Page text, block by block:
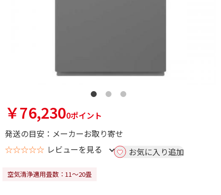
￥76,2300ポイント
発送の目安：メーカーお取り寄せ
☆☆☆☆☆ レビューを見る お気に入り追加
空気清浄適用畳数：11～20畳